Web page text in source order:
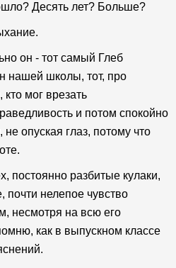
Десять лет? Больше?
он - тот самый Глеб
нашей школы, тот, про
мог врезать
и потом спокойно
опуская глаз, потому что
постоянно разбитые кулаки,
почти нелепое чувство
несмотря на всю его
как в выпускном классе